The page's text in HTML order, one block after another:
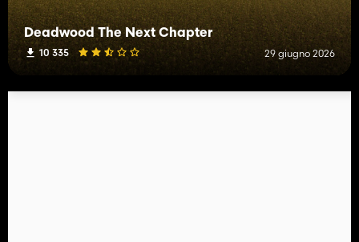
Deadwood The Next Chapter
10 335 29 giugno 2026